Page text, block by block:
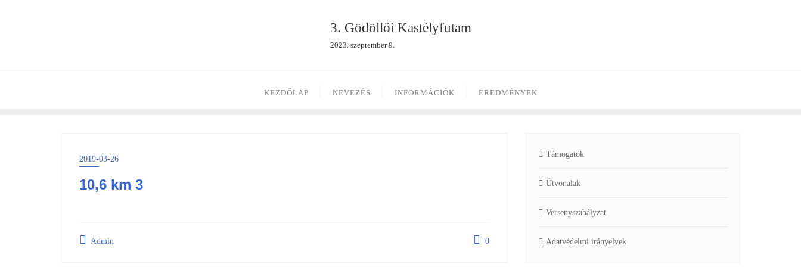
3. Gödöllői Kastélyfutam
2023. szeptember 9.
KEZDŐLAP NEVEZÉS INFORMÁCIÓK EREDMÉNYEK
2019-03-26
10,6 km 3
Admin 0
Támogatók
Útvonalak
Versenyszabályzat
Adatvédelmi irányelvek